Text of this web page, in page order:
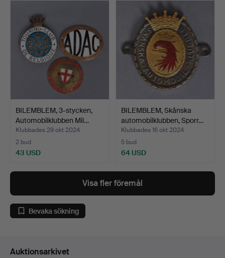
BILEMBLEM, 3-stycken,
Automobilklubben Mil…
Klubbades 29 okt 2024
2 bud
43 USD
BILEMBLEM, Skånska
automobilklubben, Sporr…
Klubbades 16 okt 2024
5 bud
64 USD
Visa fler föremål
Bevaka sökning
Auktionsarkivet